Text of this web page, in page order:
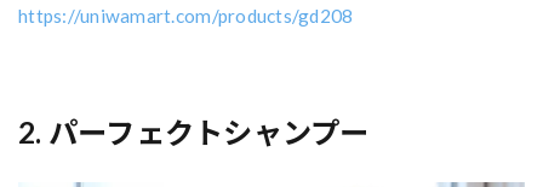
https://uniwamart.com/products/gd208
2. パーフェクトシャンプー